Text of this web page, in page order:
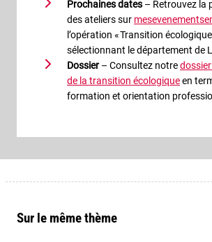
Prochaines dates – Retrouvez la
des ateliers sur
l’opération « Transition
sélectionnant le département de
Dossier– Consultez notre
de la transition écologiqueen
formation et orientation
Sur le même thème